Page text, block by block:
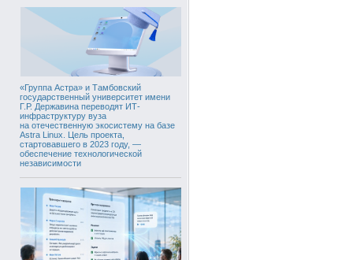
«Группа Астра» и Тамбовский
государственный университет имени
Г.Р. Державина переводят ИТ-
инфраструктуру вуза
на отечественную экосистему на базе
Astra Linux. Цель проекта,
стартовавшего в 2023 году, —
обеспечение технологической
независимости